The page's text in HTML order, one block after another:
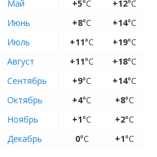
Май
+5°C +12°C
Июнь
+8°C +14°C
Июль
+11°C +19°C
Август
+11°C +18°C
Сентябрь
+9°C +14°C
Октябрь
+4°C +8°C
Ноябрь
+1°C +2°C
Декабрь
0°C +1°C